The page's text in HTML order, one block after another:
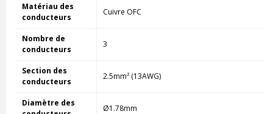
Matériau des
conducteurs
Cuivre OFC
Nombre de
conducteurs
3
Section des
conducteurs
2.5mm² (13AWG)
Diamètre des
Ø1.78mm